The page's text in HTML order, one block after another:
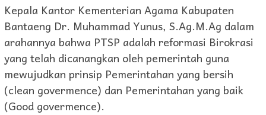
Kepala Kantor Kementerian Agama Kabupaten
Bantaeng Dr. Muhammad Yunus, S.Ag.M.Ag dalam
arahannya bahwa PTSP adalah reformasi Birokrasi
yang telah dicanangkan oleh pemerintah guna
mewujudkan prinsip Pemerintahan yang bersih
(clean govermence) dan Pemerintahan yang baik
(Good govermence).